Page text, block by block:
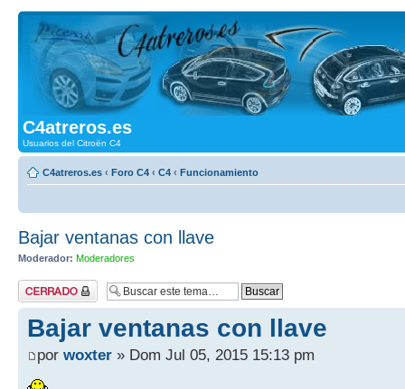
C4atreros.es
Usuarios del Citroën C4
C4atreros.es ‹ Foro C4 ‹ C4 ‹ Funcionamiento
Bajar ventanas con llave
Moderador: Moderadores
Tema cerrado
Bajar ventanas con llave
por woxter » Dom Jul 05, 2015 15:13 pm